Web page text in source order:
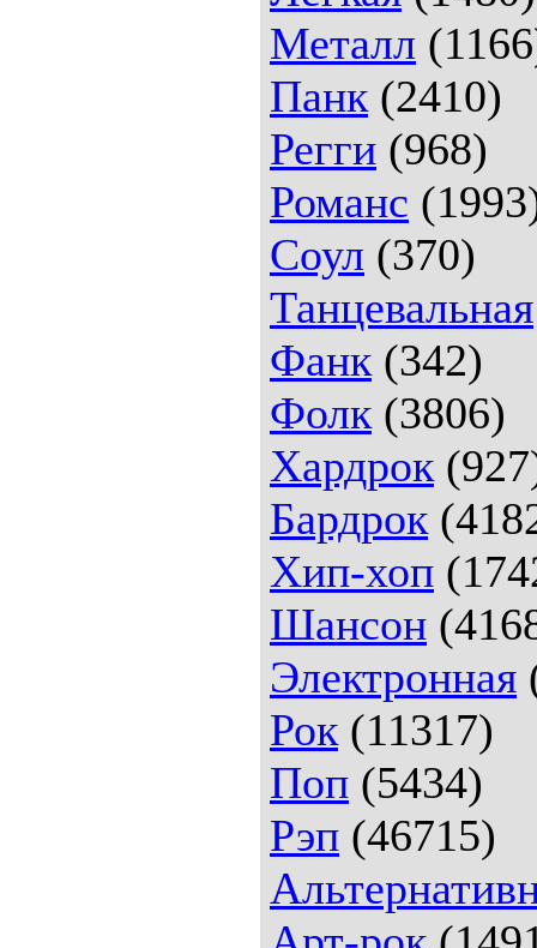
Металл
Панк (2410)
Регги (968)
Романс
Соул (370)
Танцевальная
Фанк (342)
Фолк (3806)
Хардрок
Бардрок
Хип-хоп
Шансон
Электронная
Рок (11317)
Поп (5434)
Рэп (46715)